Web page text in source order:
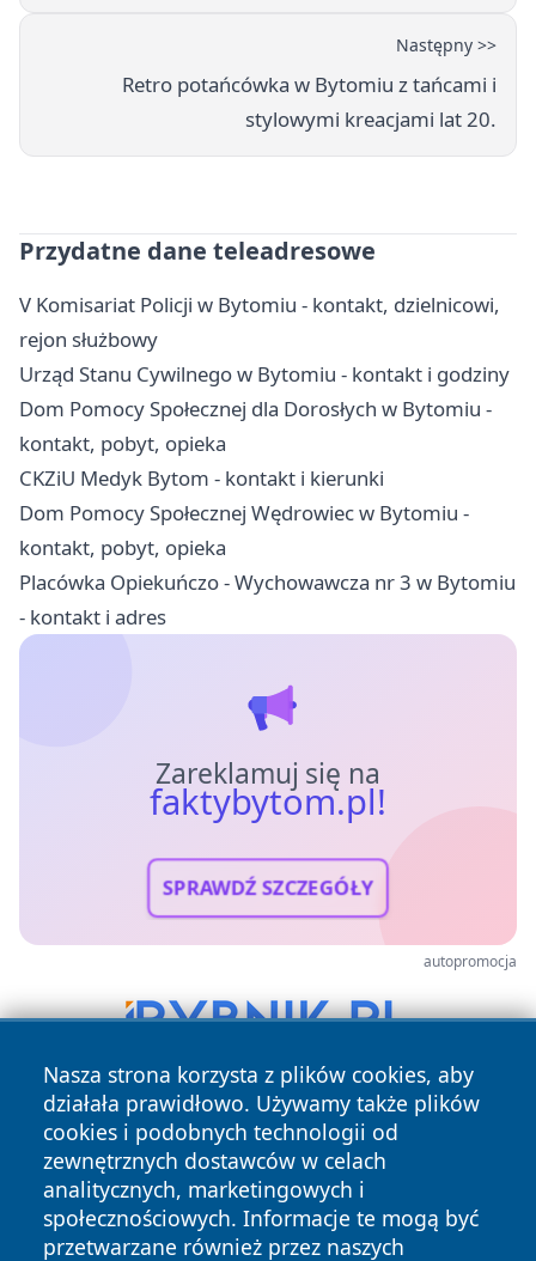
Następny >>
Retro potańcówka w Bytomiu z tańcami i
stylowymi kreacjami lat 20.
Przydatne dane teleadresowe
V Komisariat Policji w Bytomiu - kontakt, dzielnicowi,
rejon służbowy
Urząd Stanu Cywilnego w Bytomiu - kontakt i godziny
Dom Pomocy Społecznej dla Dorosłych w Bytomiu -
kontakt, pobyt, opieka
CKZiU Medyk Bytom - kontakt i kierunki
Dom Pomocy Społecznej Wędrowiec w Bytomiu -
kontakt, pobyt, opieka
Placówka Opiekuńczo - Wychowawcza nr 3 w Bytomiu
- kontakt i adres
Zareklamuj się na
faktybytom.pl!
SPRAWDŹ SZCZEGÓŁY
autopromocja
Nasza strona korzysta z plików cookies, aby
działała prawidłowo. Używamy także plików
cookies i podobnych technologii od
zewnętrznych dostawców w celach
analitycznych, marketingowych i
społecznościowych. Informacje te mogą być
przetwarzane również przez naszych
Copyright © 2026 faktybytom.pl Wszystkie prawa zastrzeżone.